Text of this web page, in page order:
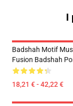
I
Badshah Motif
Fusion Badshah
18,21 € - 42,22 €